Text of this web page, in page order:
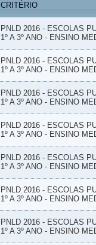
CRITÉRIO
PNLD 2016 - ESCOLAS
1º A 3º ANO - ENSINO
PNLD 2016 - ESCOLAS
1º A 3º ANO - ENSINO
PNLD 2016 - ESCOLAS
1º A 3º ANO - ENSINO
PNLD 2016 - ESCOLAS
1º A 3º ANO - ENSINO
PNLD 2016 - ESCOLAS
1º A 3º ANO - ENSINO
PNLD 2016 - ESCOLAS
1º A 3º ANO - ENSINO
PNLD 2016 - ESCOLAS
1º A 3º ANO - ENSINO